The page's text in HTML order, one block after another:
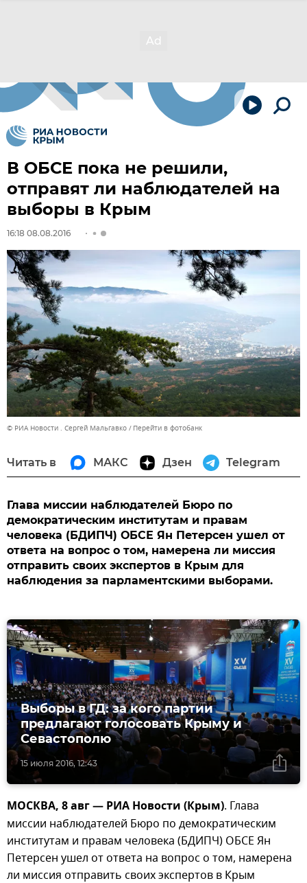
В ОБСЕ пока не решили,
отправят ли наблюдателей на
выборы в Крым
16:18 08.08.2016
© РИА Новости . Сергей Мальгавко Перейти в фотобанк
Читать в МАКС Дзен Telegram
Глава миссии наблюдателей Бюро по
демократическим институтам и правам
человека (БДИПЧ) ОБСЕ Ян Петерсен ушел от
ответа на вопрос о том, намерена ли миссия
отправить своих экспертов в Крым для
наблюдения за парламентскими выборами.
15 июля 2016, 12:43
Выборы в ГД: за кого партии
предлагают голосовать Крыму и
Севастополю
МОСКВА, 8 авг — РИА Новости (Крым). Глава
миссии наблюдателей Бюро по демократическим
институтам и правам человека (БДИПЧ) ОБСЕ Ян
Петерсен ушел от ответа на вопрос о том, намерена
ли миссия отправить своих экспертов в Крым